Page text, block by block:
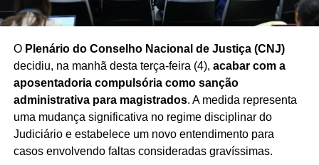
O Plenário do Conselho Nacional de Justiça (CNJ)
decidiu, na manhã desta terça-feira (4), acabar com a
aposentadoria compulsória como sanção
administrativa para magistrados. A medida representa
uma mudança significativa no regime disciplinar do
Judiciário e estabelece um novo entendimento para
casos envolvendo faltas consideradas gravíssimas.